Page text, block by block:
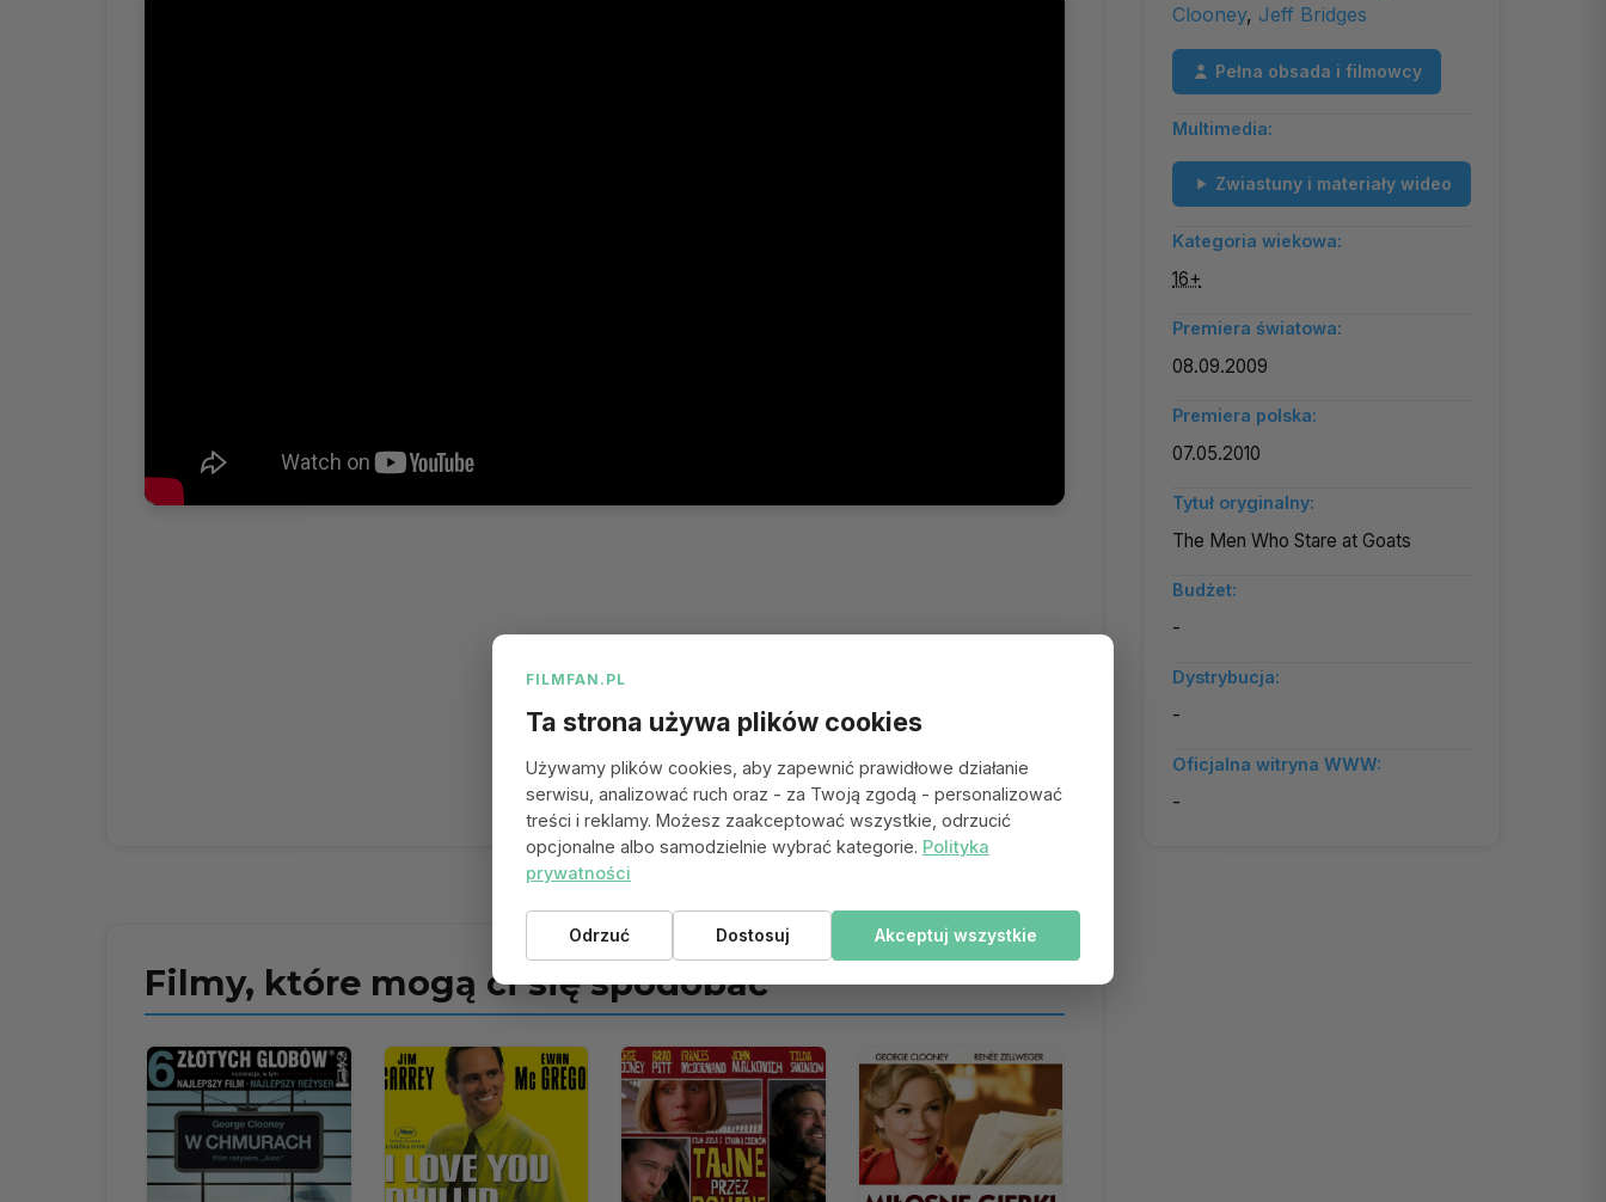
Clooney, Jeff Bridges
Pełna obsada i filmowcy
Multimedia:
Zwiastuny i materiały wideo
Kategoria wiekowa:
16+
Premiera światowa:
08.09.2009
Premiera polska:
07.05.2010
Tytuł oryginalny:
The Men Who Stare at Goats
Budżet:
-
Dystrybucja:
-
Oficjalna witryna WWW:
-
Filmy, które mogą ci się spodobać
FILMFAN.PL
Ta strona używa plików cookies
Używamy plików cookies, aby zapewnić prawidłowe działanie
serwisu, analizować ruch oraz - za Twoją zgodą - personalizować
treści i reklamy. Możesz zaakceptować wszystkie, odrzucić
opcjonalne albo samodzielnie wybrać kategorie. Polityka
prywatności
Odrzuć Dostosuj Akceptuj wszystkie